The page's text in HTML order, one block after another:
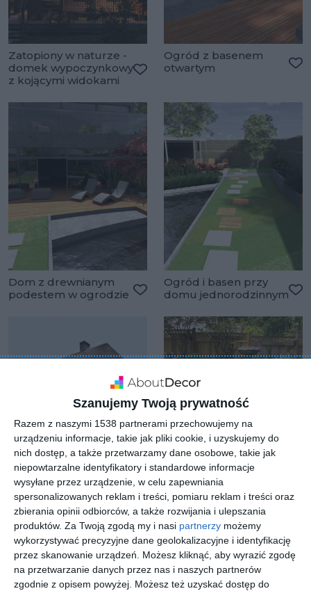
Szanujemy Twoją prywatność
Razem z naszymi 1538 partnerami przechowujemy na
urządzeniu informacje, takie jak pliki cookie, i uzyskujemy do
nich dostęp, a także przetwarzamy dane osobowe, takie jak
niepowtarzalne identyfikatory i standardowe informacje
wysyłane przez urządzenie, w celu zapewniania
spersonalizowanych reklam i treści, pomiaru reklam i treści oraz
zbierania opinii odbiorców, a także rozwijania i ulepszania
produktów. Za Twoją zgodą my i nasi partnerzy możemy
wykorzystywać precyzyjne dane geolokalizacyjne i identyfikację
przez skanowanie urządzeń. Możesz kliknąć, aby wyrazić zgodę
na przetwarzanie danych przez nas i naszych partnerów
zgodnie z opisem powyżej. Możesz też uzyskać dostęp do
Zatopiony w naturze -
domek wypoczynkowy
z kojącymi widokami
Ogród z basenem
otwartym
Dom z drewnianym
podestem w ogrodzie
Dodaj do ulubionych
Ogród i basen przy
domu jednorodzinnym
Stylowy wiejski dom z
ogrodem
Dodaj do ulubionych
Aranżacja ogrodu z
przewagą trawy